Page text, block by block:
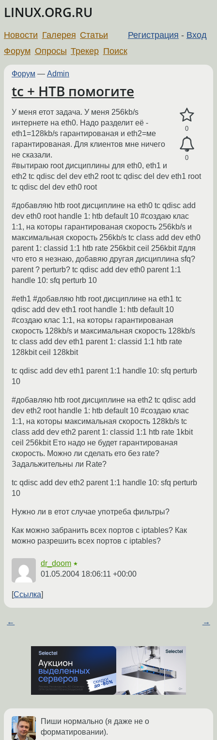
LINUX.ORG.RU
Регистрация - Вход
Новости Галерея Статьи
Форум Опросы Трекер Поиск
Форум — Admin
tc + HTB помогите
0
0
У меня етот задача. У меня 256kb/s
интернете на eth0. Надо разделит её -
eth1=128kb/s гарантированая и eth2=ме
гарантированая. Для клиентов мне ничего
не сказали.
#вытираю root дисциплины для eth0, eth1 и
eth2 tc qdisc del dev eth2 root tc qdisc del dev eth1 root
tc qdisc del dev eth0 root
#добавляю htb root дисциплине на eth0 tc qdisc add
dev eth0 root handle 1: htb default 10 #создаю клас
1:1, на которы гарантированая скорость 256kb/s и
максимальная скорость 256kb/s tc class add dev eth0
parent 1: classid 1:1 htb rate 256kbit ceil 256kbit #для
что ето я незнаю, добавяю другая дисциплина sfq?
parent ? perturb? tc qdisc add dev eth0 parent 1:1
handle 10: sfq perturb 10
#eth1 #добавляю htb root дисциплине на eth1 tc
qdisc add dev eth1 root handle 1: htb default 10
#создаю клас 1:1, на которы гарантированая
скорость 128kb/s и максимальная скорость 128kb/s
tc class add dev eth1 parent 1: classid 1:1 htb rate
128kbit ceil 128kbit
tc qdisc add dev eth1 parent 1:1 handle 10: sfq perturb
10
#добавляю htb root дисциплине на eth2 tc qdisc add
dev eth2 root handle 1: htb default 10 #создаю клас
1:1, на которы максимальная скорость 128kb/s tc
class add dev eth2 parent 1: classid 1:1 htb rate 1kbit
ceil 256kbit Ето надо не будет гарантированая
скорость. Можно ли сделать ето без rate?
Задальжительны ли Rate?
tc qdisc add dev eth2 parent 1:1 handle 10: sfq perturb
10
Нужно ли в етот случае употреба фильтры?
Как можно забранить всех портов с iptables? Как
можно разрешить всех портов с iptables?
dr_doom ★
01.05.2004 18:06:11 +00:00
Ссылка
← →
Пиши нормально (я даже не о
форматировании).